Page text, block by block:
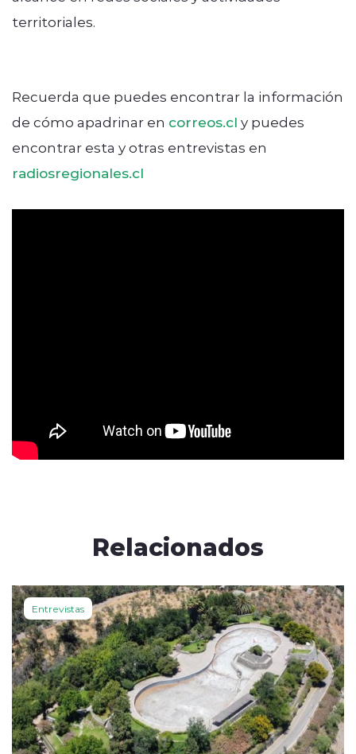
territoriales.
Recuerda que puedes encontrar la información
de cómo apadrinar en correos.cl y puedes
encontrar esta y otras entrevistas en
radiosregionales.cl
Relacionados
Entrevistas